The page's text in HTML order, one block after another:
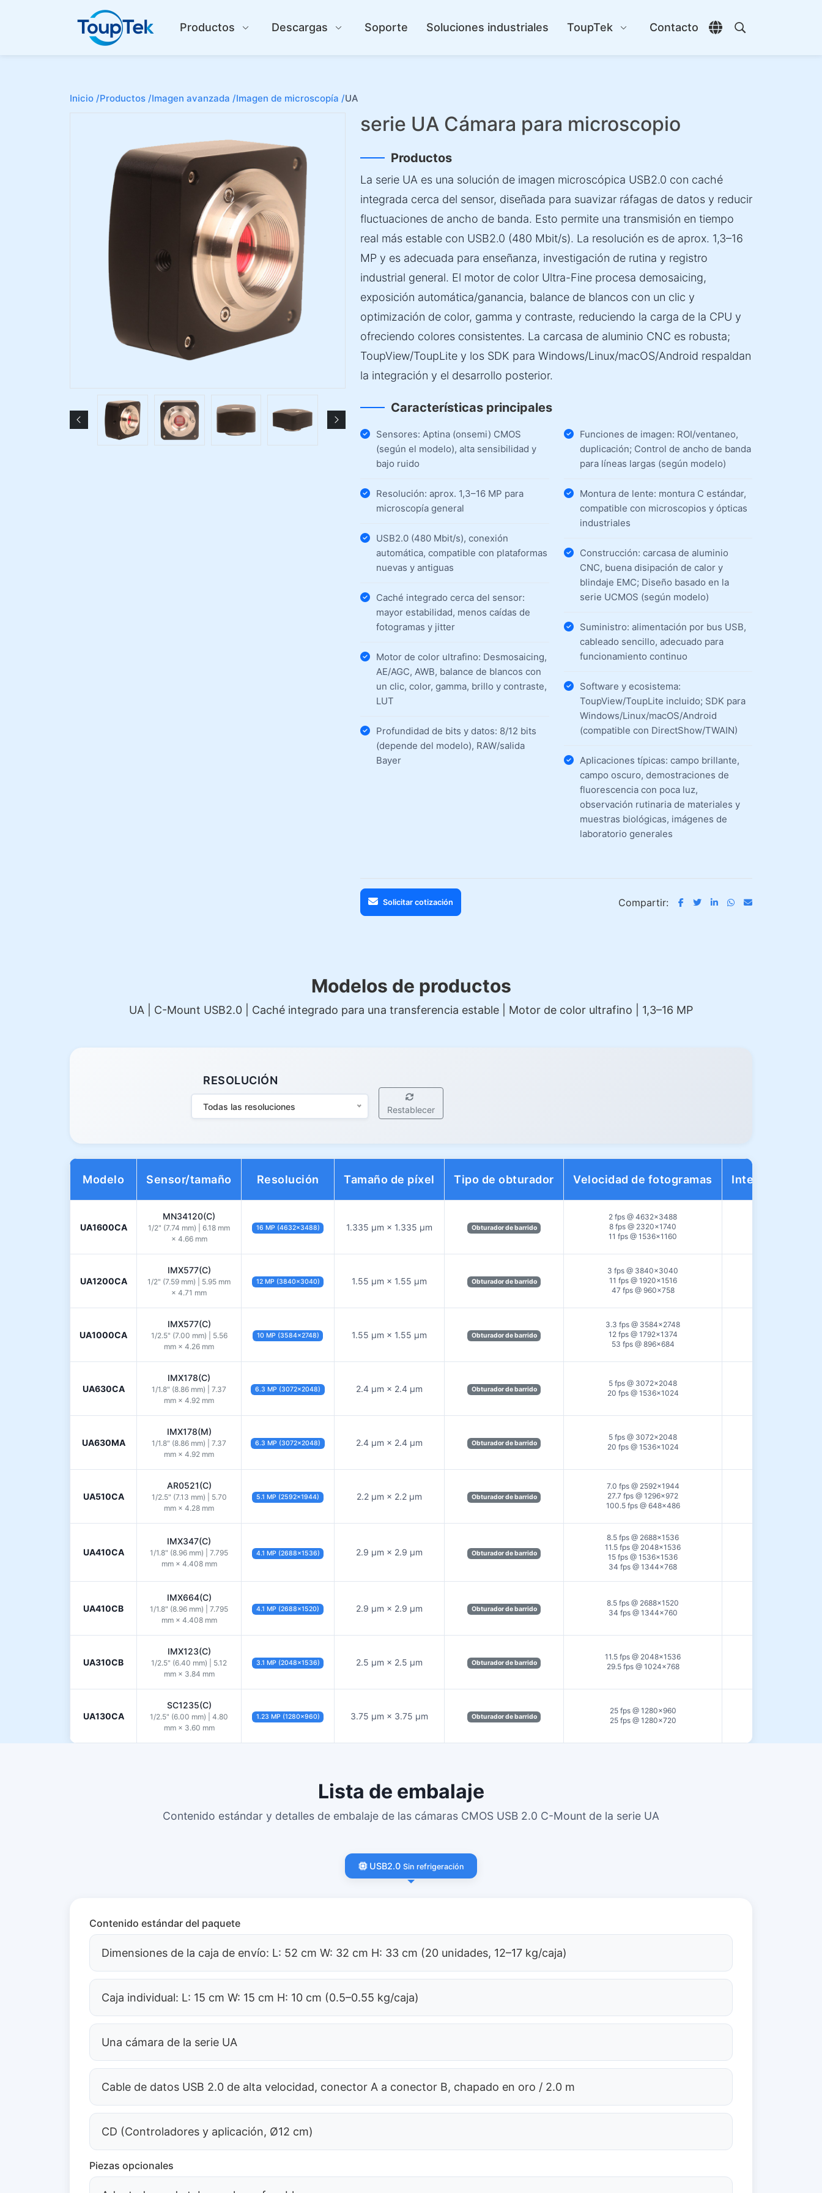
Productos Descargas Soporte Soluciones industriales ToupTek Contacto
Abrir selector de
Abrir búsqueda
Inicio /Productos /Imagen avanzada /Imagen de microscopía /UA
serie UA Cámara para microscopio
Productos
La serie UA es una solución de imagen microscópica USB2.0 con caché
integrada cerca del sensor, diseñada para suavizar ráfagas de datos y reducir
fluctuaciones de ancho de banda. Esto permite una transmisión en tiempo
real más estable con USB2.0 (480 Mbit/s). La resolución es de aprox. 1,3–16
MP y es adecuada para enseñanza, investigación de rutina y registro
industrial general. El motor de color Ultra-Fine procesa demosaicing,
exposición automática/ganancia, balance de blancos con un clic y
optimización de color, gamma y contraste, reduciendo la carga de la CPU y
ofreciendo colores consistentes. La carcasa de aluminio CNC es robusta;
ToupView/ToupLite y los SDK para Windows/Linux/macOS/Android respaldan
la integración y el desarrollo posterior.
Características principales
Sensores: Aptina (onsemi) CMOS
(según el modelo), alta sensibilidad y
bajo ruido
Resolución: aprox. 1,3–16 MP para
microscopía general
USB2.0 (480 Mbit/s), conexión
automática, compatible con plataformas
nuevas y antiguas
Caché integrado cerca del sensor:
mayor estabilidad, menos caídas de
fotogramas y jitter
Motor de color ultrafino: Desmosaicing,
AE/AGC, AWB, balance de blancos con
un clic, color, gamma, brillo y contraste,
LUT
Profundidad de bits y datos: 8/12 bits
(depende del modelo), RAW/salida
Bayer
Funciones de imagen: ROI/ventaneo,
duplicación; Control de ancho de banda
para líneas largas (según modelo)
Montura de lente: montura C estándar,
compatible con microscopios y ópticas
industriales
Construcción: carcasa de aluminio
CNC, buena disipación de calor y
blindaje EMC; Diseño basado en la
serie UCMOS (según modelo)
Suministro: alimentación por bus USB,
cableado sencillo, adecuado para
funcionamiento continuo
Software y ecosistema:
ToupView/ToupLite incluido; SDK para
Windows/Linux/macOS/Android
(compatible con DirectShow/TWAIN)
Aplicaciones típicas: campo brillante,
campo oscuro, demostraciones de
fluorescencia con poca luz,
observación rutinaria de materiales y
muestras biológicas, imágenes de
laboratorio generales
Solicitar cotización Compartir:
Modelos de productos
UA | C-Mount USB2.0 | Caché integrado para una transferencia estable | Motor de color ultrafino | 1,3–16 MP
RESOLUCIÓN
Todas las resoluciones Restablecer
Modelo Sensor/tamaño Resolución Tamaño de píxel Tipo de obturador Velocidad de fotogramas Interfaz de
UA1600CA
MN34120(C)
1/2" (7.74 mm) | 6.18 mm
× 4.66 mm
16 MP (4632×3488) 1.335 µm × 1.335 µm Obturador de barrido
2 fps @ 4632×3488
8 fps @ 2320×1740
11 fps @ 1536×1160
UA1200CA
IMX577(C)
1/2" (7.59 mm) | 5.95 mm
× 4.71 mm
12 MP (3840×3040) 1.55 µm × 1.55 µm Obturador de barrido
3 fps @ 3840×3040
11 fps @ 1920×1516
47 fps @ 960×758
UA1000CA
IMX577(C)
1/2.5" (7.00 mm) | 5.56
mm × 4.26 mm
10 MP (3584×2748) 1.55 µm × 1.55 µm Obturador de barrido
3.3 fps @ 3584×2748
12 fps @ 1792×1374
53 fps @ 896×684
UA630CA
IMX178(C)
1/1.8" (8.86 mm) | 7.37
mm × 4.92 mm
6.3 MP (3072×2048) 2.4 µm × 2.4 µm Obturador de barrido
5 fps @ 3072×2048
20 fps @ 1536×1024
UA630MA
IMX178(M)
1/1.8" (8.86 mm) | 7.37
mm × 4.92 mm
6.3 MP (3072×2048) 2.4 µm × 2.4 µm Obturador de barrido
5 fps @ 3072×2048
20 fps @ 1536×1024
UA510CA
AR0521(C)
1/2.5" (7.13 mm) | 5.70
mm × 4.28 mm
5.1 MP (2592×1944) 2.2 µm × 2.2 µm Obturador de barrido
7.0 fps @ 2592×1944
27.7 fps @ 1296×972
100.5 fps @ 648×486
UA410CA
IMX347(C)
1/1.8" (8.96 mm) | 7.795
mm × 4.408 mm
4.1 MP (2688×1536) 2.9 µm × 2.9 µm Obturador de barrido
8.5 fps @ 2688×1536
11.5 fps @ 2048×1536
15 fps @ 1536×1536
34 fps @ 1344×768
UA410CB
IMX664(C)
1/1.8" (8.96 mm) | 7.795
mm × 4.408 mm
4.1 MP (2688×1520) 2.9 µm × 2.9 µm Obturador de barrido
8.5 fps @ 2688×1520
34 fps @ 1344×760
UA310CB
IMX123(C)
1/2.5" (6.40 mm) | 5.12
mm × 3.84 mm
3.1 MP (2048×1536) 2.5 µm × 2.5 µm Obturador de barrido
11.5 fps @ 2048×1536
29.5 fps @ 1024×768
UA130CA
SC1235(C)
1/2.5" (6.00 mm) | 4.80
mm × 3.60 mm
1.23 MP (1280×960) 3.75 µm × 3.75 µm Obturador de barrido
25 fps @ 1280×960
25 fps @ 1280×720
Lista de embalaje
Contenido estándar y detalles de embalaje de las cámaras CMOS USB 2.0 C-Mount de la serie UA
USB2.0 Sin refrigeración
Contenido estándar del paquete
Dimensiones de la caja de envío: L: 52 cm W: 32 cm H: 33 cm (20 unidades, 12–17 kg/caja)
Caja individual: L: 15 cm W: 15 cm H: 10 cm (0.5–0.55 kg/caja)
Una cámara de la serie UA
Cable de datos USB 2.0 de alta velocidad, conector A a conector B, chapado en oro / 2.0 m
CD (Controladores y aplicación, Ø12 cm)
Piezas opcionales